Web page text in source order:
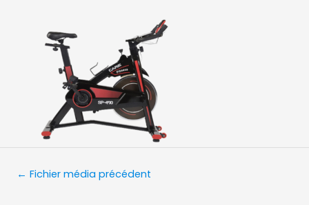
Navigation
← Fichier média précédent